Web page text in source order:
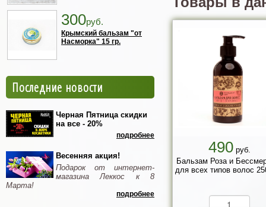
300руб.
Крымский бальзам "от
Насморка" 15 гр.
Последние новости
Черная Пятница скидки
на все - 20%
подробнее
Весенняя акция!
Подарок от интернет-
магазина Леккос к 8
Марта!
подробнее
490руб.
Бальзам Роза и
для всех типов волос